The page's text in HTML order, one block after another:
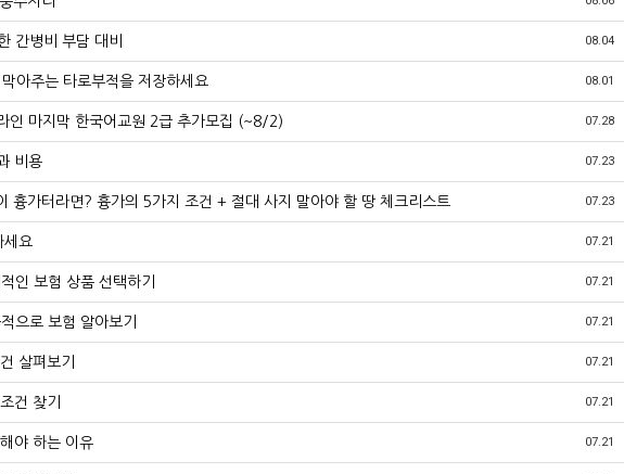
간병비 부담 대비 08.04
아주는 타로부적을 저장하세요 08.01
인 마지막 한국어교원 2급 추가모집 (~8/2) 07.28
비용 07.23
흉가터라면? 흉가의 5가지 조건 + 절대 사지 말아야 할 땅 체크리스트 07.23
세요 07.21
인 보험 상품 선택하기 07.21
으로 보험 알아보기 07.21
살펴보기 07.21
건 찾기 07.21
야 하는 이유 07.21